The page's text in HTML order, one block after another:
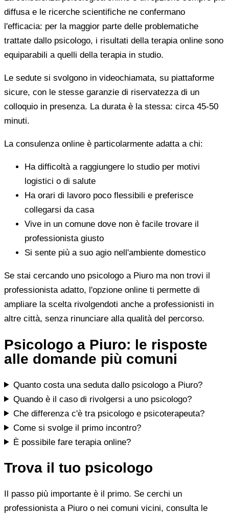
diffusa e le ricerche scientifiche ne confermano
l'efficacia: per la maggior parte delle problematiche
trattate dallo psicologo, i risultati della terapia online sono
equiparabili a quelli della terapia in studio.
Le sedute si svolgono in videochiamata, su piattaforme
sicure, con le stesse garanzie di riservatezza di un
colloquio in presenza. La durata è la stessa: circa 45-50
minuti.
La consulenza online è particolarmente adatta a chi:
Ha difficoltà a raggiungere lo studio per motivi
logistici o di salute
Ha orari di lavoro poco flessibili e preferisce
collegarsi da casa
Vive in un comune dove non è facile trovare il
professionista giusto
Si sente più a suo agio nell'ambiente domestico
Se stai cercando uno psicologo a Piuro ma non trovi il
professionista adatto, l'opzione online ti permette di
ampliare la scelta rivolgendoti anche a professionisti in
altre città, senza rinunciare alla qualità del percorso.
Psicologo a Piuro: le risposte
alle domande più comuni
Quanto costa una seduta dallo psicologo a Piuro?
Quando è il caso di rivolgersi a uno psicologo?
Che differenza c'è tra psicologo e psicoterapeuta?
Come si svolge il primo incontro?
È possibile fare terapia online?
Trova il tuo psicologo
Il passo più importante è il primo. Se cerchi un
professionista a Piuro o nei comuni vicini, consulta le